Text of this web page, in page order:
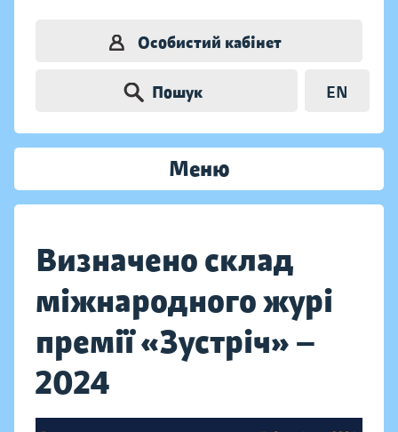
Особистий кабінет
Пошук EN
Меню
Визначено склад
міжнародного журі
премії «Зустріч» —
2024